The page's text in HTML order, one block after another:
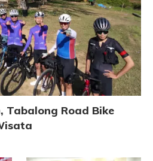
Tabalong Road Bike